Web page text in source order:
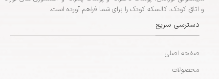
و اتاق کودک، کالسکه کودک را برای شما فراهم آورده است.
دسترسی سریع
صفحه اصلی
محصولات